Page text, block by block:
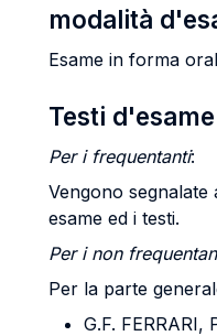
modalità
Esame in forma
Testi d'esame
Per i frequentanti:
Vengono segnalate
esame ed i testi.
Per i non
Per la parte
G.F. FERRARI,